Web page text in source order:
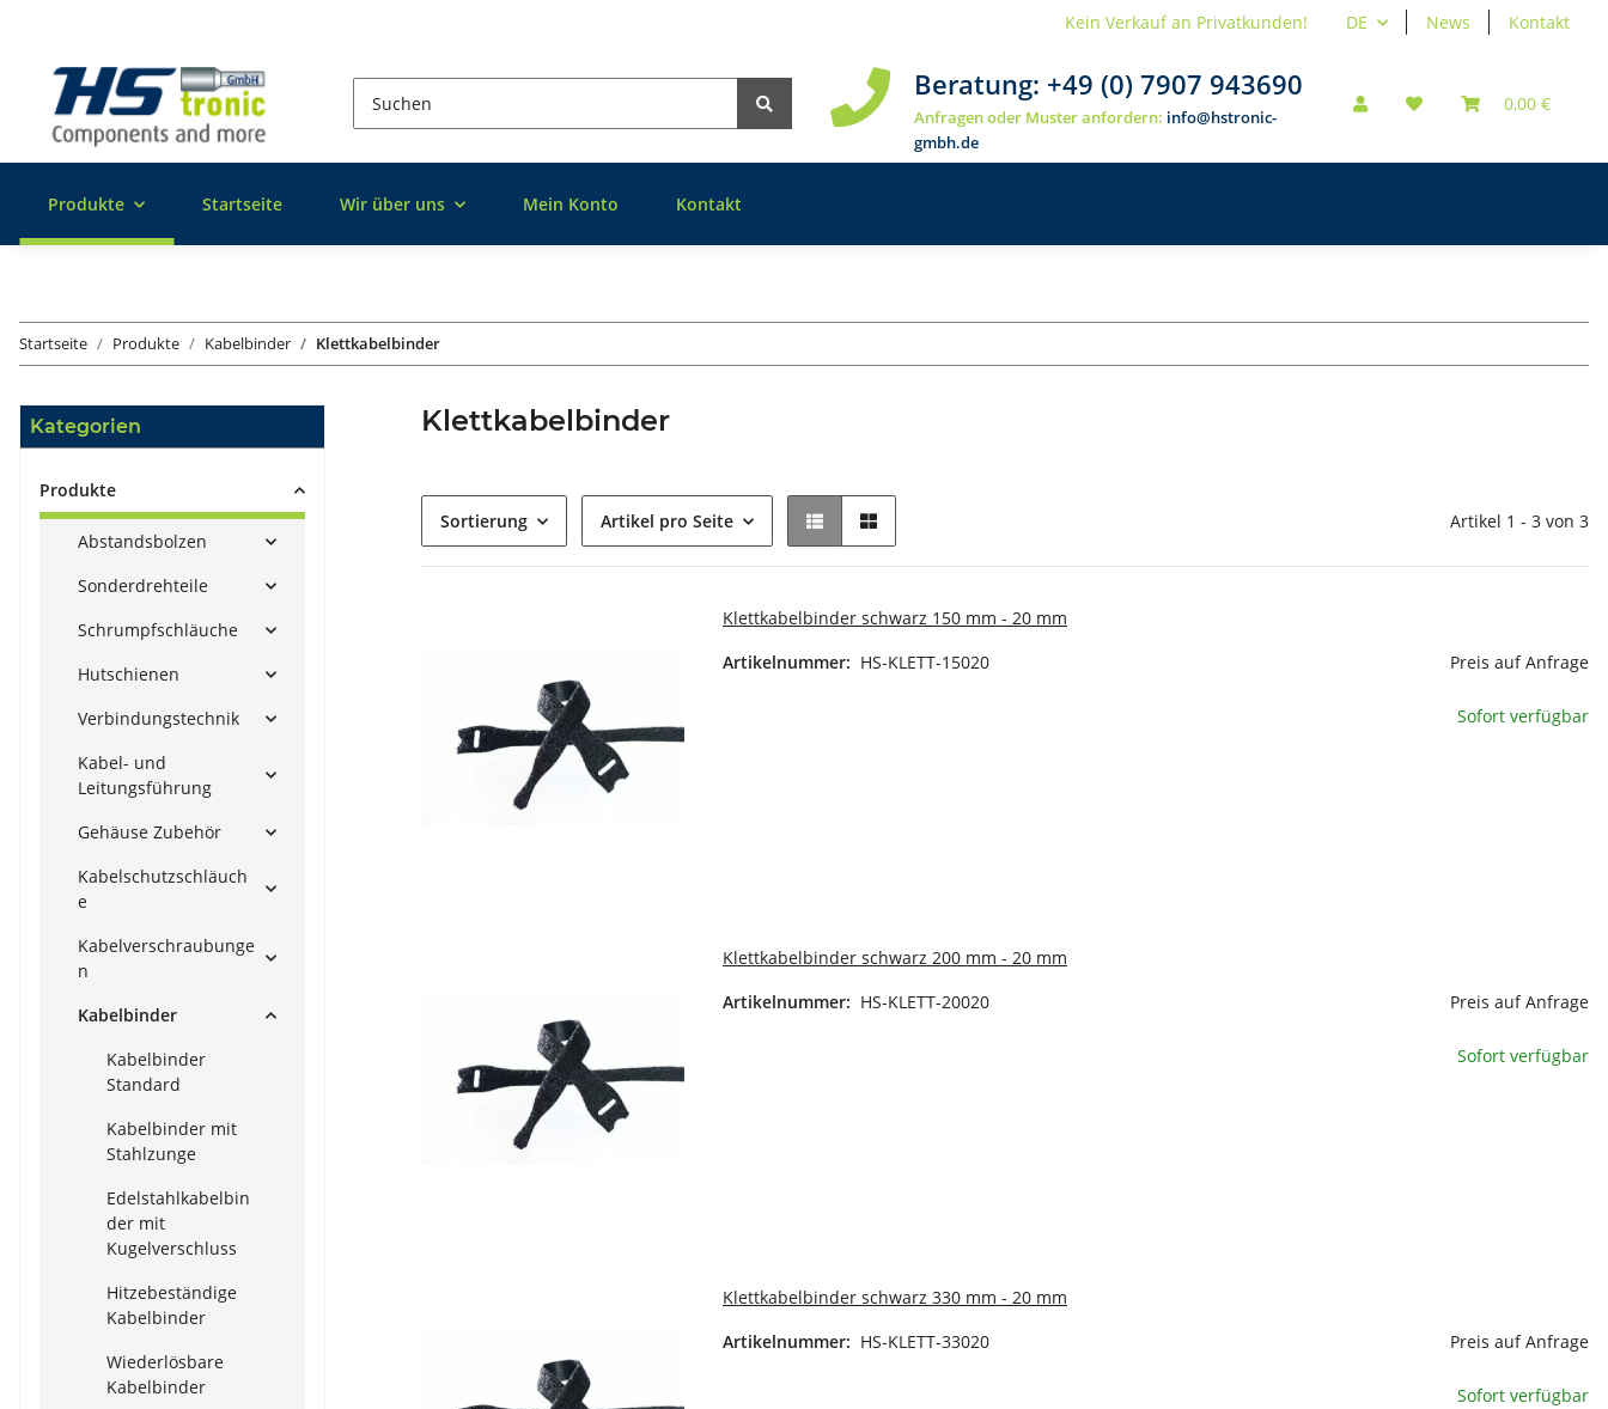
DE News Kontakt
Kein Verkauf an Privatkunden!
Beratung: +49 (0) 7907 943690
Anfragen oder Muster anfordern: info@hstronic-
gmbh.de
0,00 €
Produkte Startseite Wir über uns Mein Konto Kontakt
Startseite Produkte Kabelbinder Klettkabelbinder
Klettkabelbinder
Sortierung Artikel pro Seite Artikel 1 - 3 von 3
Klettkabelbinder schwarz 150 mm - 20 mm
Artikelnummer: HS-KLETT-15020 Preis auf Anfrage
Sofort verfügbar
Klettkabelbinder schwarz 200 mm - 20 mm
Artikelnummer: HS-KLETT-20020 Preis auf Anfrage
Sofort verfügbar
Klettkabelbinder schwarz 330 mm - 20 mm
Artikelnummer: HS-KLETT-33020 Preis auf Anfrage
Sofort verfügbar
Kategorien
Produkte
Abstandsbolzen
Sonderdrehteile
Schrumpfschläuche
Hutschienen
Verbindungstechnik
Kabel- und
Leitungsführung
Gehäuse Zubehör
Kabelschutzschläuch
e
Kabelverschraubunge
n
Kabelbinder
Kabelbinder
Standard
Kabelbinder mit
Stahlzunge
Edelstahlkabelbin
der mit
Kugelverschluss
Hitzebeständige
Kabelbinder
Wiederlösbare
Kabelbinder